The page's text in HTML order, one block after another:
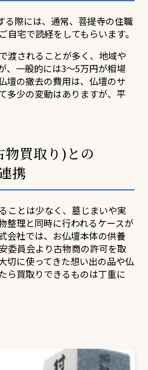
る際には、通常、菩提寺の住職
自宅で読経をしてもらいます。
渡されることが多く、地域や
、一般的には3〜5万円が相場
壇の撤去の費用は、仏壇のサ
多少の変動はありますが、平
買取り)との
携
ことは少なく、墓じまいや実
整理と同時に行われるケースが
会社では、お仏壇本体の供養
委員会より古物商の許可を取
切に使ってきた想い出の品や仏
ら買取りできるものは丁重に